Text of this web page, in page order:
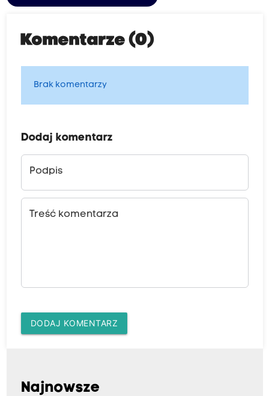
Komentarze (0)
Brak komentarzy
Dodaj komentarz
Podpis
Treść komentarza
DODAJ KOMENTARZ
Najnowsze